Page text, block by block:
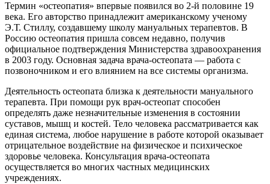
Термин «остеопатия» впервые появился во 2-й половине 19
века. Его авторство принадлежит американскому ученому
Э.Т. Стиллу, создавшему школу мануальных терапевтов. В
Россию остеопатия пришла совсем недавно, получив
официальное подтверждения Министерства здравоохранения
в 2003 году. Основная задача врача-остеопата — работа с
позвоночником и его влиянием на все системы организма.
Деятельность остеопата близка к деятельности мануального
терапевта. При помощи рук врач-остеопат способен
определять даже незначительные изменения в состоянии
суставов, мышц и костей. Тело человека рассматривается как
единая система, любое нарушение в работе которой оказывает
отрицательное воздействие на физическое и психическое
здоровье человека. Консультация врача-остеопата
осуществляется во многих частных медицинских
учреждениях.